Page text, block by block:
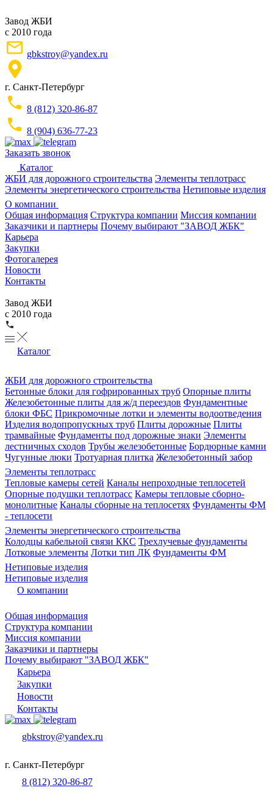
Завод ЖБИ
с 2010 года
gbkstroy@yandex.ru
г. Санкт-Петербург
8 (812) 320-86-87
8 (904) 636-77-23
Заказать звонок
Каталог
ЖБИ для дорожного строительства Элементы теплотрасс
Элементы энергетического строительства Нетиповые изделия
О компании
Общая информация Структура компании Миссия компании
Заказчики и партнеры Почему выбирают "ЗАВОД ЖБК"
Карьера
Закупки
Фотогалерея
Новости
Контакты
Завод ЖБИ
с 2010 года
Каталог
ЖБИ для дорожного строительства
Бетонные блоки для гофрированных труб Опорные плиты
Железобетонные плиты для ж/д переездов Фундаментные
блоки ФБС Прикромочные лотки и элементы водоотведения
Изделия водопропускных труб Плиты дорожные Плиты
трамвайные Фундаменты под дорожные знаки Элементы
лестничных сходов Трубы железобетонные Бордюрные камни
Чугунные люки Тротуарная плитка Железобетонный забор
Элементы теплотрасс
Тепловые камеры сетей Каналы непроходные теплосетей
Опорные подушки теплотрасс Камеры тепловые сборно-
монолитные Каналы сборные на теплосетях Фундаменты ФМ
- теплосети
Элементы энергетического строительства
Колодцы кабельной связи ККС Трехлучевые фундаменты
Лотковые элементы Лотки тип ЛК Фундаменты ФМ
Нетиповые изделия
Нетиповые изделия
О компании
Общая информация
Структура компании
Миссия компании
Заказчики и партнеры
Почему выбирают "ЗАВОД ЖБК"
Карьера
Закупки
Новости
Контакты
gbkstroy@yandex.ru
г. Санкт-Петербург
8 (812) 320-86-87